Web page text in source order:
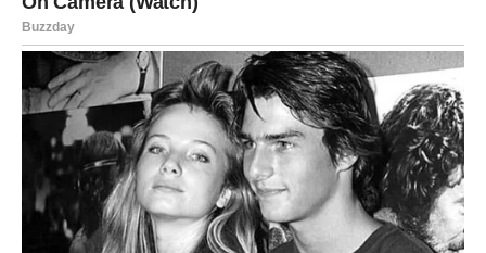
mislili da je zauvijek ostala iza njih.
Taj razgovor donosi odgovore koje dugo niste imali i
pomaže vam da jasnije sagledate cijelu situaciju.
Poruka srca
Budite iskreni prema sebi i svojim osjećanjima.